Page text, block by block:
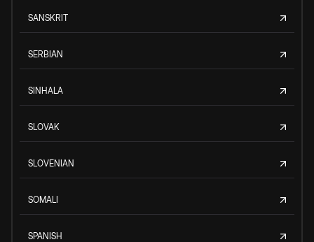
SANSKRIT
SERBIAN
SINHALA
SLOVAK
SLOVENIAN
SOMALI
SPANISH